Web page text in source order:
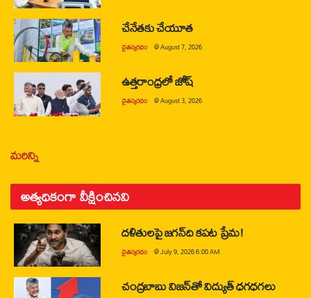
చేనేతకు చేయూత
చైతన్యరధం @August 7, 2026
ఉత్తరాంధ్రలో జోష్
చైతన్యరధం @August 3, 2026
మరిన్ని
అత్యధికంగా వీక్షించినవి
దళితులపై జగన్‌ది కపట ప్రేమ!
చైతన్యరధం @July 9, 2026 6:00 AM
చంద్రబాబు విజన్‌తో విద్యుత్ ధగధగలు